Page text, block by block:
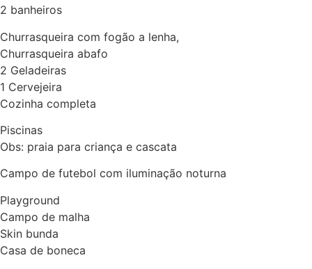
2 banheiros
Churrasqueira com fogão a lenha,
Churrasqueira abafo
2 Geladeiras
1 Cervejeira
Cozinha completa
Piscinas
Obs: praia para criança e cascata
Campo de futebol com iluminação noturna
Playground
Campo de malha
Skin bunda
Casa de boneca